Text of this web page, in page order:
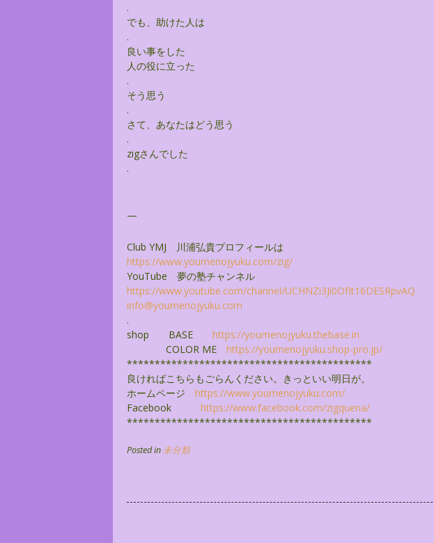
.
でも、助けた人は
.
良い事をした
人の役に立った
.
そう思う
.
さて、あなたはどう思う
.
zigさんでした
.
—
Club YMJ 川浦弘貴プロフィールは
https://www.youmenojyuku.com/zig/
YouTube 夢の塾チャンネル
https://www.youtube.com/channel/UCHNZi3Ji0OfIt16DESRpvAQ
info@youmenojyuku.com
.
shop BASE https://youmenojyuku.thebase.in
COLOR ME https://youmenojyuku.shop-pro.jp/
********************************************
良ければこちらもごらんください。きっといい明日が。
ホームページ https://www.youmenojyuku.com/
Facebook https://www.facebook.com/zigquena/
********************************************
Posted in未分類